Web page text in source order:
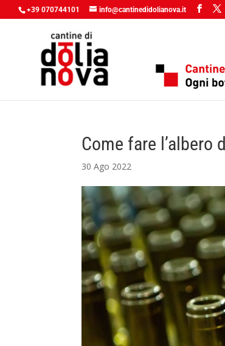
+39 070744101 info@cantinedidolianova.it
Come fare
30 Ago 2022